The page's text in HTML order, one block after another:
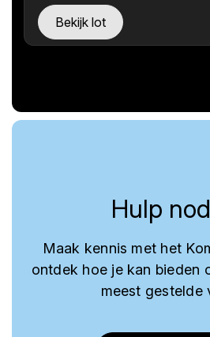
Bekijk lot
Hulp
Maak kennis met het
ontdek hoe je kan bieden
meest gestelde